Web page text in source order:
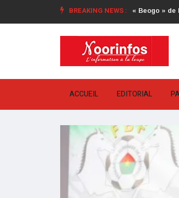
BREAKING NEWS : « Beogo »
ACCUEIL EDITORIAL